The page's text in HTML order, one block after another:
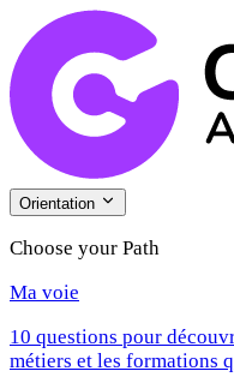
Orientation
Choose your Path
Ma voie
10 questions pour
métiers et les formations